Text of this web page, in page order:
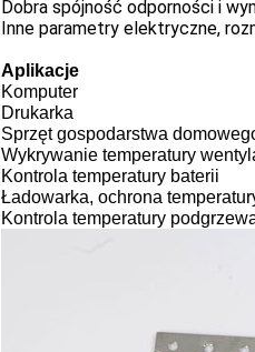
Dobra spójność odporności i
Inne parametry elektryczne,
Aplikacje
Komputer
Drukarka
Sprzęt gospodarstwa
Wykrywanie temperatury
Kontrola temperatury baterii
Ładowarka, ochrona
Kontrola temperatury